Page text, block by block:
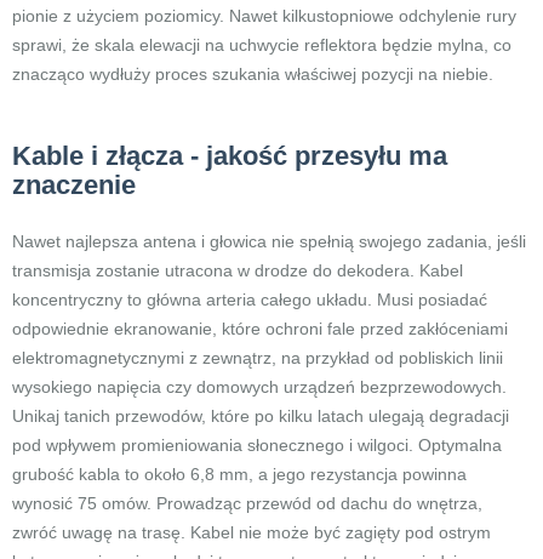
pionie z użyciem poziomicy. Nawet kilkustopniowe odchylenie rury
sprawi, że skala elewacji na uchwycie reflektora będzie mylna, co
znacząco wydłuży proces szukania właściwej pozycji na niebie.
Kable i złącza - jakość przesyłu ma
znaczenie
Nawet najlepsza antena i głowica nie spełnią swojego zadania, jeśli
transmisja zostanie utracona w drodze do dekodera. Kabel
koncentryczny to główna arteria całego układu. Musi posiadać
odpowiednie ekranowanie, które ochroni fale przed zakłóceniami
elektromagnetycznymi z zewnątrz, na przykład od pobliskich linii
wysokiego napięcia czy domowych urządzeń bezprzewodowych.
Unikaj tanich przewodów, które po kilku latach ulegają degradacji
pod wpływem promieniowania słonecznego i wilgoci. Optymalna
grubość kabla to około 6,8 mm, a jego rezystancja powinna
wynosić 75 omów. Prowadząc przewód od dachu do wnętrza,
zwróć uwagę na trasę. Kabel nie może być zagięty pod ostrym